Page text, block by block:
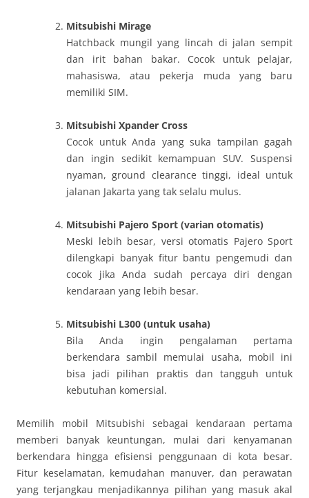
Mitsubishi Mirage
Hatchback mungil yang lincah di jalan sempit
dan irit bahan bakar. Cocok untuk pelajar,
mahasiswa, atau pekerja muda yang baru
memiliki SIM.
Mitsubishi Xpander Cross
Cocok untuk Anda yang suka tampilan gagah
dan ingin sedikit kemampuan SUV. Suspensi
nyaman, ground clearance tinggi, ideal untuk
jalanan Jakarta yang tak selalu mulus.
Mitsubishi Pajero Sport (varian otomatis)
Meski lebih besar, versi otomatis Pajero Sport
dilengkapi banyak fitur bantu pengemudi dan
cocok jika Anda sudah percaya diri dengan
kendaraan yang lebih besar.
Mitsubishi L300 (untuk usaha)
Bila Anda ingin pengalaman pertama
berkendara sambil memulai usaha, mobil ini
bisa jadi pilihan praktis dan tangguh untuk
kebutuhan komersial.
Memilih mobil Mitsubishi sebagai kendaraan pertama
memberi banyak keuntungan, mulai dari kenyamanan
berkendara hingga efisiensi penggunaan di kota besar.
Fitur keselamatan, kemudahan manuver, dan perawatan
yang terjangkau menjadikannya pilihan yang masuk akal